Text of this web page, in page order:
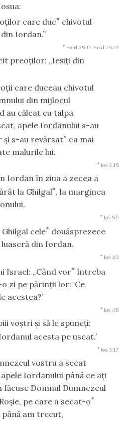
care duc* chivotul
Iordan.”
* Exod 25:16 Exod 25:22
preoţilor: „Ieşiţi din
care duceau chivotul
din mijlocul
au călcat cu talpa
apele Iordanului s-au
s-au revărsat* ca mai
malurile lui.
* Ios 3:15
Iordan în ziua a zecea a
la Ghilgal*, la marginea
* Ios 5:9
cele* douăsprezece
din Iordan.
* Ios 4:3
Israel: „Când vor* întreba
zi pe părinţii lor: ‘Ce
acestea?’
* Ios 4:6
voştri şi să le spuneţi:
acesta pe uscat.’
* Ios 3:17
vostru a secat
Iordanului până ce aţi
Domnul Dumnezeul
pe care a secat-o*
am trecut,